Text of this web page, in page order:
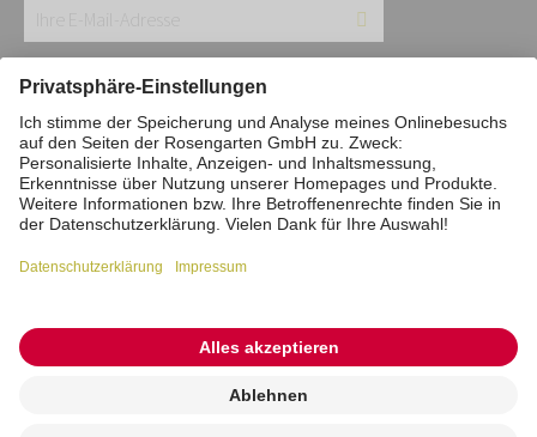
E-
Mail-
Adresse:
*
Impressum Datenschutz
Stiftung
Interne Meldestelle
Zahlungsmittel
Barrierefreiheitserklärung
Vertrag widerrufen
© 2026 ROSENGARTEN-Tierbestattung